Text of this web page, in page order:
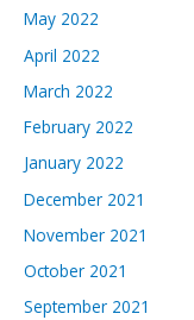
May 2022
April 2022
March 2022
February 2022
January 2022
December 2021
November 2021
October 2021
September 2021